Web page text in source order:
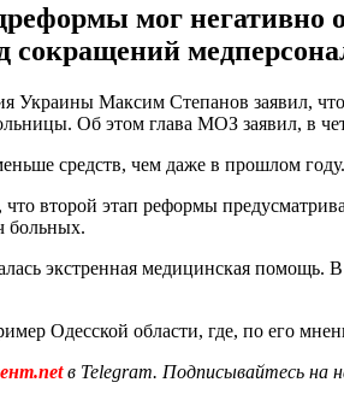
мог негативно
сокращений
Украины Максим Степанов заявил,
Об этом глава МОЗ заявил, в
средств, чем даже в прошлом
второй этап реформы
больных.
экстренная медицинская
Одесской области, где, по его
в Telegram. Подписывайтесь на